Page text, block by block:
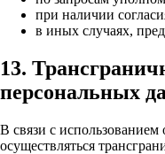
при наличии
в иных случаях,
13.
персональных
В связи с
осуществляться